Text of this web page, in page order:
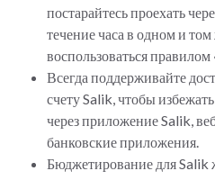
постарайтесь проехать
течение часа в одном и
воспользоваться
Всегда поддерживайте
счету Salik, чтобы
через приложение Salik,
банковские приложения.
Бюджетирование для Salik